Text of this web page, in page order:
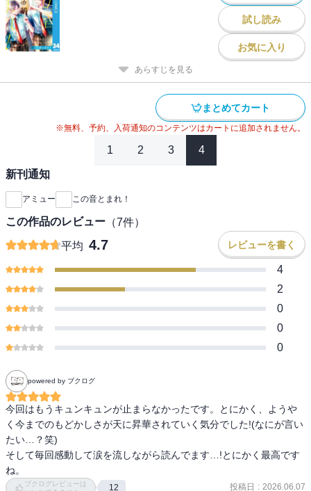
試し読み
お気に入り
あらすじを見る
まとめてカート
※無料、予約、入荷通知のコンテンツはカートに追加されません。
1 2 3 4
新刊通知
アミュー この音とまれ！
この作品のレビュー （7件）
平均 4.7 レビューを書く
4
2
0
0
0
powered by ブクログ
今回はもうキュンキュンが止まらなかったです。とにかく、ようや
く今までのもどかしさが天に昇華されていく気分でした!(なにが言い
たい…？笑)
そして毎回感動して涙を流しながら読んでます…!とにかく最高です
ね。
ブクログレビューは
12 投稿日 : 2026.06.07